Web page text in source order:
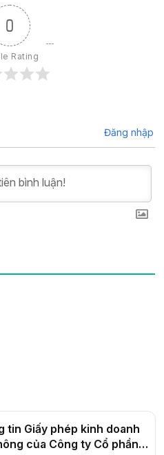
0
Rating
Đăng nhập
tin Giấy phép kinh doanh
của Công ty Cổ phần